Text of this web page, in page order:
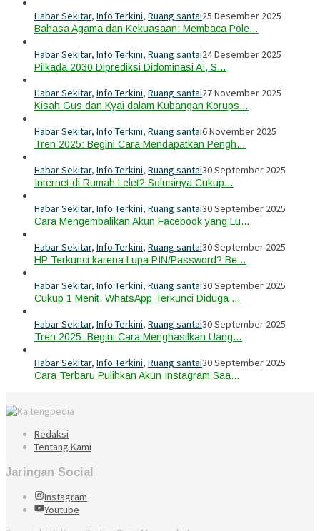
Habar Sekitar, Info Terkini, Ruang santai25 Desember 2025
Bahasa Agama dan Kekuasaan: Membaca Pole…
Habar Sekitar, Info Terkini, Ruang santai24 Desember 2025
Pilkada 2030 Diprediksi Didominasi AI, S…
Habar Sekitar, Info Terkini, Ruang santai27 November 2025
Kisah Gus dan Kyai dalam Kubangan Korups…
Habar Sekitar, Info Terkini, Ruang santai6 November 2025
Tren 2025: Begini Cara Mendapatkan Pengh…
Habar Sekitar, Info Terkini, Ruang santai30 September 2025
Internet di Rumah Lelet? Solusinya Cukup…
Habar Sekitar, Info Terkini, Ruang santai30 September 2025
Cara Mengembalikan Akun Facebook yang Lu…
Habar Sekitar, Info Terkini, Ruang santai30 September 2025
HP Terkunci karena Lupa PIN/Password? Be…
Habar Sekitar, Info Terkini, Ruang santai30 September 2025
Cukup 1 Menit, WhatsApp Terkunci Diduga …
Habar Sekitar, Info Terkini, Ruang santai30 September 2025
Tren 2025: Begini Cara Menghasilkan Uang…
Habar Sekitar, Info Terkini, Ruang santai30 September 2025
Cara Terbaru Pulihkan Akun Instagram Saa…
Redaksi
Tentang Kami
Jaringan Social
Instagram
Youtube